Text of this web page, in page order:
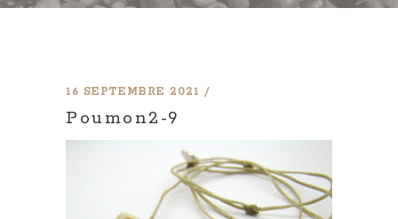
16 SEPTEMBRE 2021
Poumon2-9